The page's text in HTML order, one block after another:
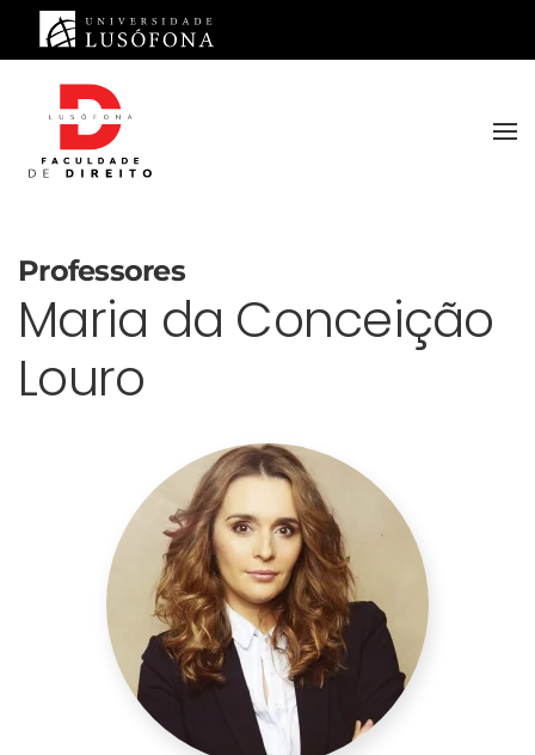
Saltar para o conteúdo principal
Professores
Maria da Conceição
Louro